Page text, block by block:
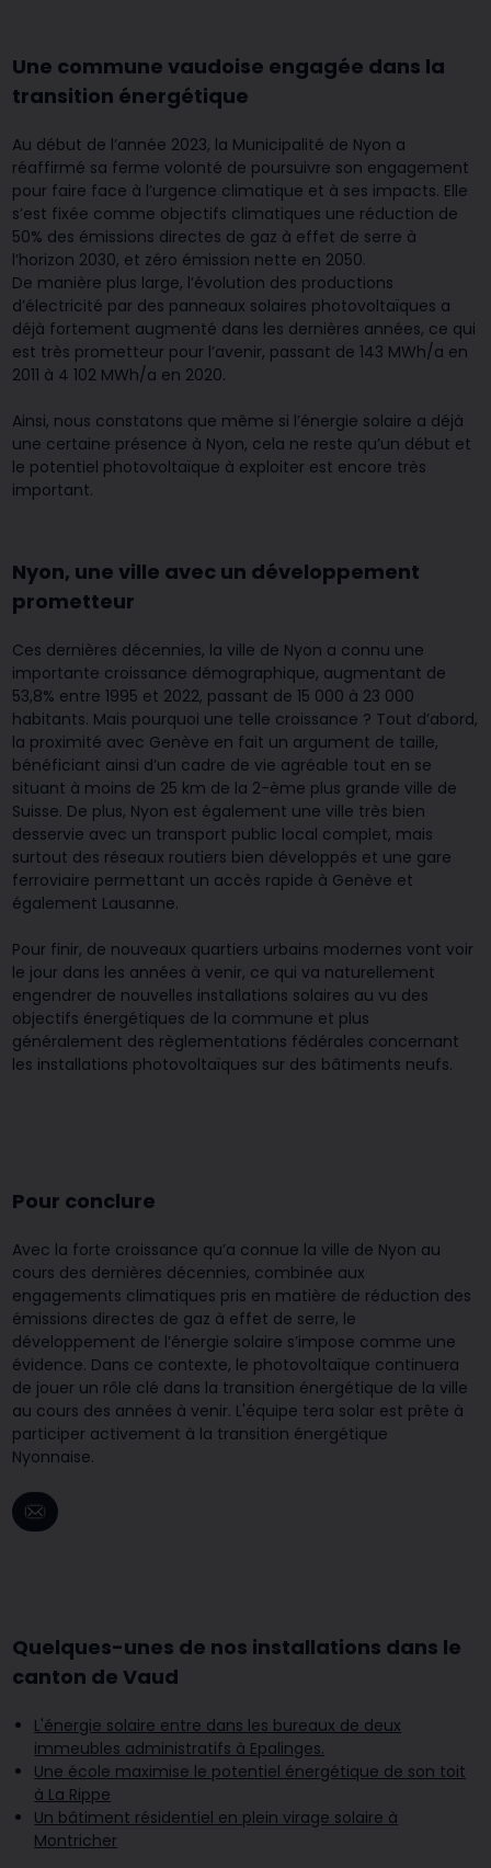
Une commune vaudoise engagée dans la
transition énergétique
Au début de l’année 2023, la Municipalité de Nyon a
réaffirmé sa ferme volonté de poursuivre son engagement
pour faire face à l’urgence climatique et à ses impacts. Elle
s’est fixée comme objectifs climatiques une réduction de
50% des émissions directes de gaz à effet de serre à
l’horizon 2030, et zéro émission nette en 2050.
De manière plus large, l’évolution des productions
d’électricité par des panneaux solaires photovoltaïques a
déjà fortement augmenté dans les dernières années, ce qui
est très prometteur pour l’avenir, passant de 143 MWh/a en
2011 à 4 102 MWh/a en 2020.
Ainsi, nous constatons que même si l’énergie solaire a déjà
une certaine présence à Nyon, cela ne reste qu’un début et
le potentiel photovoltaïque à exploiter est encore très
important.
Nyon, une ville avec un développement
prometteur
Ces dernières décennies, la ville de Nyon a connu une
importante croissance démographique, augmentant de
53,8% entre 1995 et 2022, passant de 15 000 à 23 000
habitants. Mais pourquoi une telle croissance ? Tout d’abord,
la proximité avec Genève en fait un argument de taille,
bénéficiant ainsi d’un cadre de vie agréable tout en se
situant à moins de 25 km de la 2-ème plus grande ville de
Suisse. De plus, Nyon est également une ville très bien
desservie avec un transport public local complet, mais
surtout des réseaux routiers bien développés et une gare
ferroviaire permettant un accès rapide à Genève et
également Lausanne.
Pour finir, de nouveaux quartiers urbains modernes vont voir
le jour dans les années à venir, ce qui va naturellement
engendrer de nouvelles installations solaires au vu des
objectifs énergétiques de la commune et plus
généralement des règlementations fédérales concernant
les installations photovoltaïques sur des bâtiments neufs.
Pour conclure
Avec la forte croissance qu’a connue la ville de Nyon au
cours des dernières décennies, combinée aux
engagements climatiques pris en matière de réduction des
émissions directes de gaz à effet de serre, le
développement de l’énergie solaire s’impose comme une
évidence. Dans ce contexte, le photovoltaïque continuera
de jouer un rôle clé dans la transition énergétique de la ville
au cours des années à venir. L'équipe tera solar est prête à
participer ​activement à la transition énergétique
Nyonnaise.
Quelques-unes de nos installations dans le
canton de Vaud
L'énergie solaire entre dans les bureaux de deux
immeubles administratifs à Epalinges.
Une école maximise le potentiel énergétique de son toit
à La Rippe
Un bâtiment résidentiel en plein virage solaire à
Montricher